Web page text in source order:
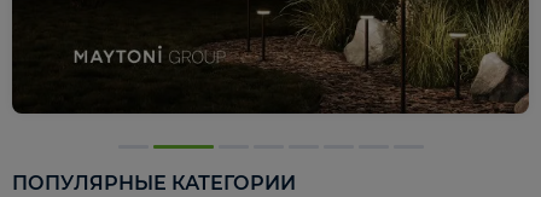
ПОПУЛЯРНЫЕ КАТЕГОРИИ